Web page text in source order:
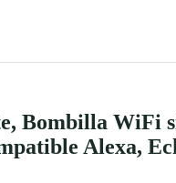
Bombilla WiFi
Alexa,